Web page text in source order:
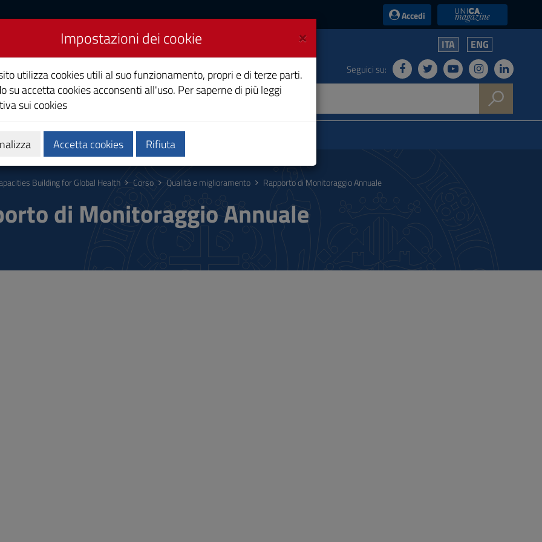
Accedi UniCA News
for Global Health
ITA ENG
Seguici su:
Ricerca Terza Missione
Building for Global Health Corso Qualità e miglioramento Rapporto di Monitoraggio Annuale
di Monitoraggio Annuale
×
Impostazioni dei cookie
utilizza cookies utili al suo funzionamento, propri e di terze parti.
su accetta cookies acconsenti all'uso. Per saperne di più leggi
sui cookies
Accetta cookies Rifiuta